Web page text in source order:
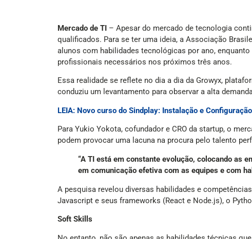
Mercado de TI – Apesar do mercado de tecnologia
qualificados. Para se ter uma ideia, a Associação
alunos com habilidades tecnológicas por ano,
profissionais necessários nos próximos três anos.
Essa realidade se reflete no dia a dia da Growyx,
conduziu um levantamento para observar a alta
LEIA: Novo curso do Sindplay: Instalação e
Para Yukio Yokota, cofundador e CRO da startup, o
podem provocar uma lacuna na procura pelo talento
“A TI está em constante evolução, colocando as
em comunicação efetiva com as equipes e com
A pesquisa revelou diversas habilidades e
Javascript e seus frameworks (React e Node.js), o
Soft Skills